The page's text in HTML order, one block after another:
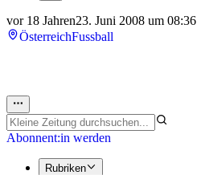
vor 18 Jahren23. Juni 2008 um 08:36
ÖsterreichFussball
Abonnent:in werden
Rubriken